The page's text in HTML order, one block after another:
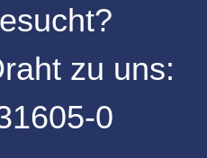
zu uns:
0